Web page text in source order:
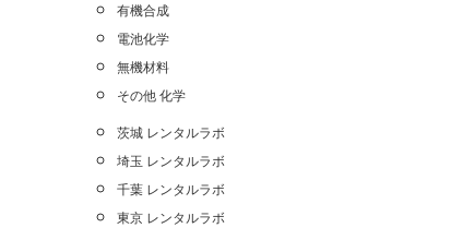
有機合成
電池化学
無機材料
その他 化学
茨城 レンタルラボ
埼玉 レンタルラボ
千葉 レンタルラボ
東京 レンタルラボ